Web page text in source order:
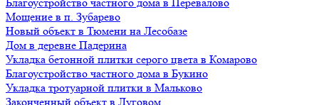
Мощение в п. Зубарево
Новый объект в Тюмени на Лесобазе
Дом в деревне Падерина
Укладка бетонной плитки серого цвета в Комарово
Благоустройство частного дома в Букино
Укладка тротуарной плитки в Мальково
Законченный объект в Луговом